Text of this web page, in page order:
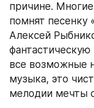
причине.
помнят песенку
Алексей
все возможные
музыка, это
мелодии мечты